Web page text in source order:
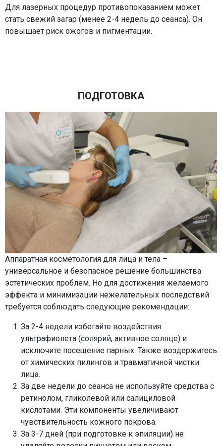
Для лазерных процедур противопоказанием может
стать свежий загар (менее 2-4 недель до сеанса). Он
повышает риск ожогов и пигментации.
ПОДГОТОВКА
Аппаратная косметология для лица и тела –
универсальное и безопасное решение большинства
эстетических проблем. Но для достижения желаемого
эффекта и минимизации нежелательных последствий
требуется соблюдать следующие рекомендации:
За 2-4 недели избегайте воздействия
ультрафиолета (солярий, активное солнце) и
исключите посещение парных. Также воздержитесь
от химических пилингов и травматичной чистки
лица.
За две недели до сеанса не используйте средства с
ретинолом, гликолевой или салициловой
кислотами. Эти компоненты увеличивают
чувствительность кожного покрова.
За 3-7 дней (при подготовке к эпиляции) не